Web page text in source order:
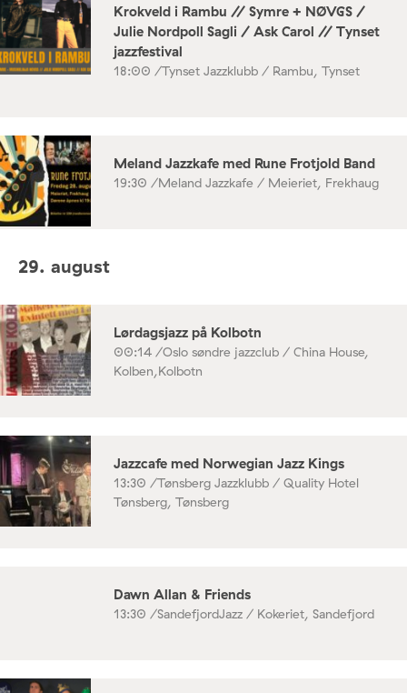
Krokveld i Rambu // Symre + NØVGS /
Julie Nordpoll Sagli / Ask Carol // Tynset
jazzfestival
18:00 /Tynset Jazzklubb / Rambu, Tynset
Meland Jazzkafe med Rune Frotjold Band
19:30 /Meland Jazzkafe / Meieriet, Frekhaug
29. august
Lørdagsjazz på Kolbotn
00:14 /Oslo søndre jazzclub / China House,
Kolben,Kolbotn
Jazzcafe med Norwegian Jazz Kings
13:30 /Tønsberg Jazzklubb / Quality Hotel
Tønsberg, Tønsberg
Dawn Allan & Friends
13:30 /SandefjordJazz / Kokeriet, Sandefjord